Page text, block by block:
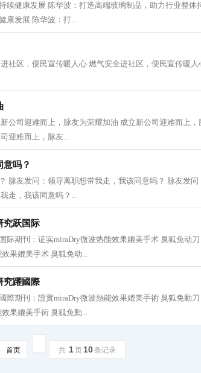
续健康发展 陈华波：打造高端玻璃制品，助力行业整体
康发展 陈华波：打...
社区，便民宣传暖人心 燃气安全进社区，便民宣传暖人
公司迎难而上，脉友为荣耀加油 成立新公司迎难而上
迎难而上，脉友...
意吗？
脉友发问：领导离职想带我走，我该同意吗？ 脉友发
走，我该同意吗？...
究跃国际
际期刊：证实miraDry微波热能效果媲美手术 臭狐免动
果媲美手术 臭狐免动...
究躍國際
際期刊：證實miraDry微波熱能效果媲美手術 臭狐免動
果媲美手術 臭狐免動...
首页 共 1页 10条记录